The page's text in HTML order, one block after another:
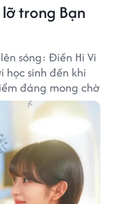
trong Bạn
sóng: Điền Hi Vi
sinh đến khi
đáng mong chờ